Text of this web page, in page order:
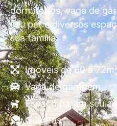
dormitórios, vaga de
seu pet e diversos
sua família
Imóveis de 60 a
Vaga de garagem
Espaço para o seu
Quadras